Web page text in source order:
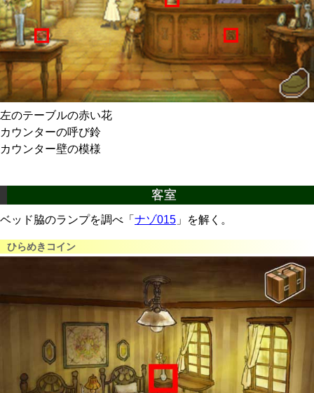
左のテーブルの赤い花
カウンターの呼び鈴
カウンター壁の模様
客室
ベッド脇のランプを調べ「 ナゾ015 」を解く。
ひらめきコイン